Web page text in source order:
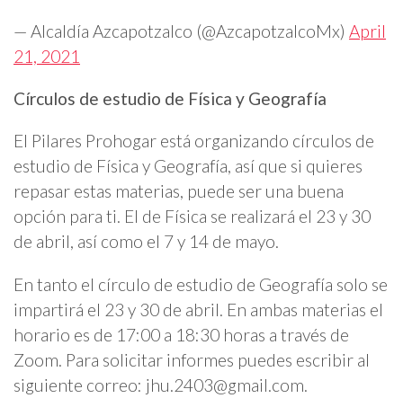
— Alcaldía Azcapotzalco (@AzcapotzalcoMx) April
21, 2021
Círculos de estudio de Física y Geografía
El Pilares Prohogar está organizando círculos de
estudio de Física y Geografía, así que si quieres
repasar estas materias, puede ser una buena
opción para ti. El de Física se realizará el 23 y 30
de abril, así como el 7 y 14 de mayo.
En tanto el círculo de estudio de Geografía solo se
impartirá el 23 y 30 de abril. En ambas materias el
horario es de 17:00 a 18:30 horas a través de
Zoom. Para solicitar informes puedes escribir al
siguiente correo: jhu.2403@gmail.com